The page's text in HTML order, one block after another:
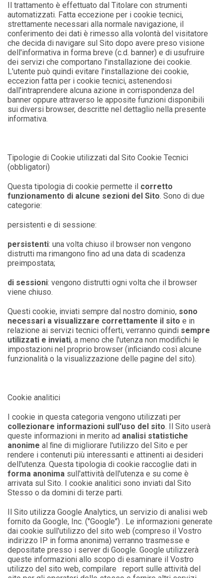
Il trattamento è effettuato dal Titolare con strumenti
automatizzati. Fatta eccezione per i cookie tecnici,
strettamente necessari alla normale navigazione, il
conferimento dei dati è rimesso alla volontà del visitatore
che decida di navigare sul Sito dopo avere preso visione
dell'informativa in forma breve (c.d. banner) e di usufruire
dei servizi che comportano l'installazione dei cookie.
L'utente può quindi evitare l'installazione dei cookie,
eccezion fatta per i cookie tecnici, astenendosi
dall'intraprendere alcuna azione in corrispondenza del
banner oppure attraverso le apposite funzioni disponibili
sui diversi browser, descritte nel dettaglio nella presente
informativa.
Tipologie di Cookie utilizzati dal Sito Cookie Tecnici
(obbligatori)
Questa tipologia di cookie permette il corretto
funzionamento di alcune sezioni del Sito. Sono di due
categorie:
persistenti e di sessione:
persistenti: una volta chiuso il browser non vengono
distrutti ma rimangono ﬁno ad una data di scadenza
preimpostata;
di sessioni: vengono distrutti ogni volta che il browser
viene chiuso.
Questi cookie, inviati sempre dal nostro dominio, sono
necessari a visualizzare correttamente il sitoe in
relazione ai servizi tecnici offerti, verranno quindi sempre
utilizzati e inviati, a meno che l'utenza non modiﬁchi le
impostazioni nel proprio browser (inﬁciando così alcune
funzionalità o la visualizzazione delle pagine del sito).
Cookie analitici
I cookie in questa categoria vengono utilizzati per
collezionare informazioni sull'uso del sito. Il Sito userà
queste informazioni in merito ad analisi statistiche
anonimeal ﬁne di migliorare l'utilizzo del Sito e per
rendere i contenuti più interessanti e attinenti ai desideri
dell'utenza. Questa tipologia di cookie raccoglie dati in
forma anonima sull'attività dell'utenza e su come è
arrivata sul Sito. I cookie analitici sono inviati dal Sito
Stesso o da domini di terze parti.
Il Sito utilizza Google Analytics, un servizio di analisi web
fornito da Google, Inc. ("Google") . Le informazioni generate
dai cookie sull'utilizzo del sito web (compreso il Vostro
indirizzo IP in forma anonima) verranno trasmesse e
depositate presso i server di Google. Google utilizzerà
queste informazioni allo scopo di esaminare il Vostro
utilizzo del sito web, compilare report sulle attività del